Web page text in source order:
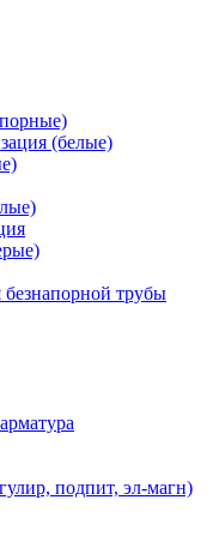
(белые)
трубы
подпит, эл-магн)